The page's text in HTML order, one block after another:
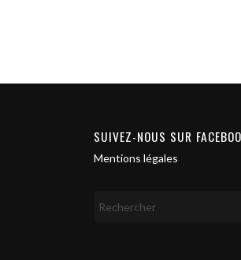
SUIVEZ-NOUS SUR
Mentions légales